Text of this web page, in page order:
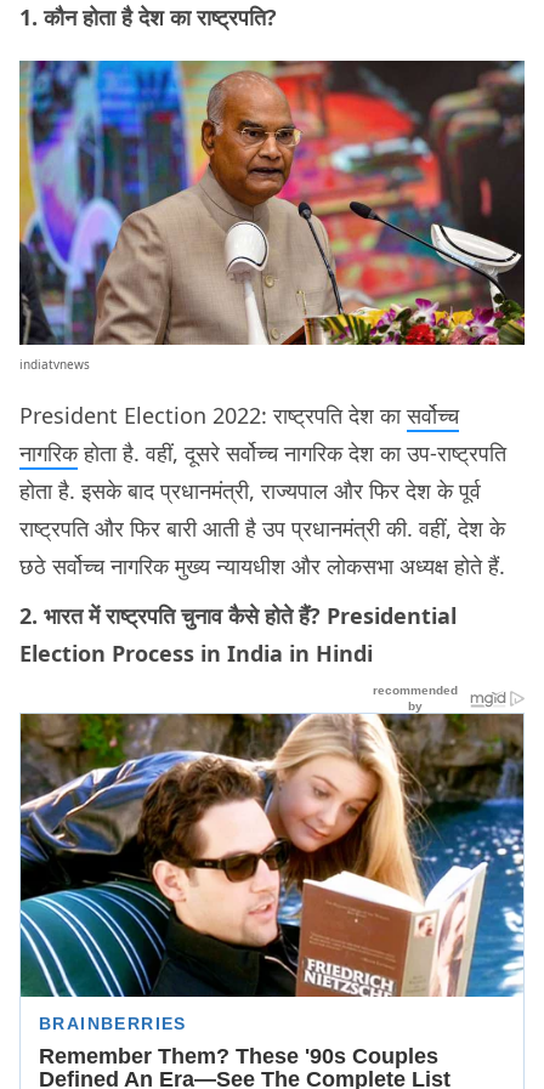
1. कौन होता है देश का राष्ट्रपति?
indiatvnews
President Election 2022: राष्ट्रपति देश कासर्वोच्च
नागरिकहोता है. वहीं, दूसरे सर्वोच्च नागरिक देश का उप-राष्ट्रपति
होता है. इसके बाद प्रधानमंत्री, राज्यपाल और फिर देश के पूर्व
राष्ट्रपति और फिर बारी आती है उप प्रधानमंत्री की. वहीं, देश के
छठे सर्वोच्च नागरिक मुख्य न्यायधीश और लोकसभा अध्यक्ष होते हैं.
2. भारत में राष्ट्रपति चुनाव कैसे होते हैं? Presidential
Election Process in India in Hindi